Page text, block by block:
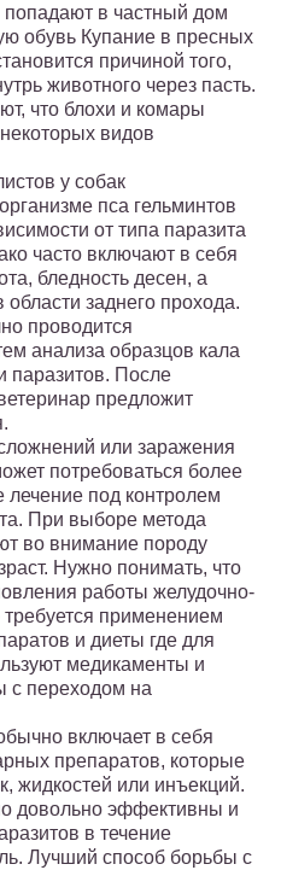
в частный дом
обувь Купание в пресных
причиной того,
животного через пасть.
что блохи и комары
видов
у собак
пса гельминтов
от типа паразита
часто включают в себя
бледность десен, а
заднего прохода.
проводится
анализа образцов кала
паразитов. После
предложит
или заражения
потребоваться более
лечение под контролем
При выборе метода
во внимание породу
Нужно понимать, что
работы желудочно-
требуется применением
и диеты где для
медикаменты и
с переходом на
включает в себя
препаратов, которые
жидкостей или инъекций.
довольно эффективны и
в течение
Лучший способ борьбы с